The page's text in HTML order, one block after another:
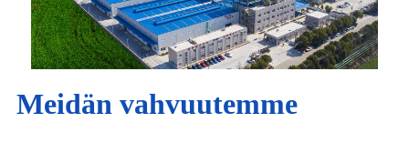
Meidän vahvuutemme